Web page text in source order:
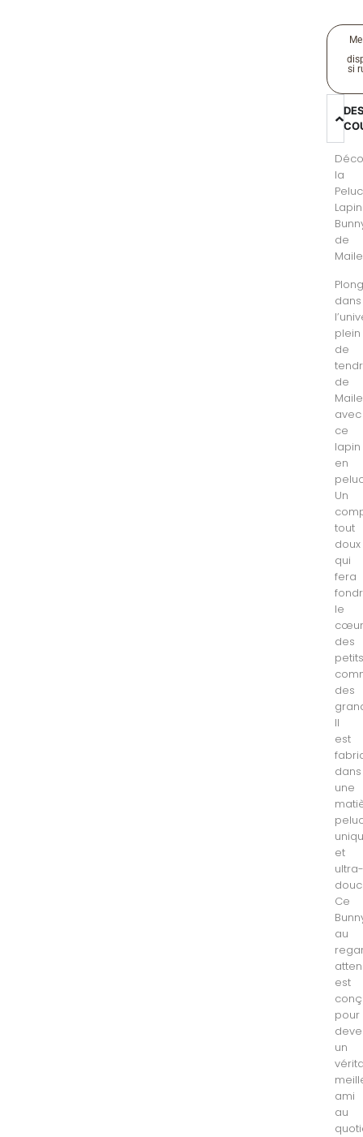
si
la
Lapin
de
dans
plein
de
de
avec
ce
lapin
en
Un
tout
doux
qui
fera
le
des
des
Il
est
dans
une
et
Ce
au
est
pour
un
ami
au